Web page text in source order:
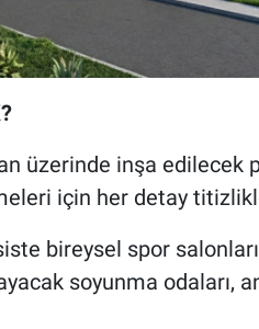
üzerinde inşa edilecek
için her detay
bireysel spor
soyunma odaları,